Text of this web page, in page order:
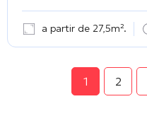
a partir de 27,5m².
1 2